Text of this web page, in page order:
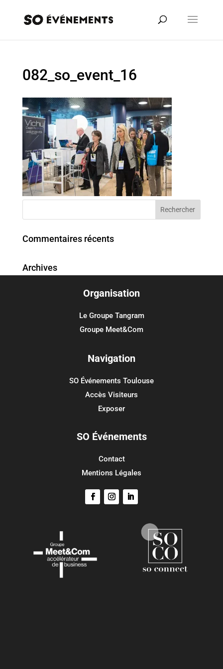
082_so_event_16
Commentaires récents
Archives
Flux des commentaires
Site de WordPress-FR
Organisation
Le Groupe Tangram
Groupe Meet&Com
Navigation
SO Événements Toulouse
Accès Visiteurs
Exposer
SO Événements
Contact
Mentions Légales